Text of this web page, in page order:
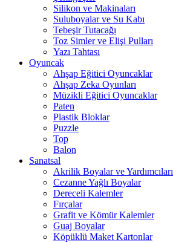
Silikon ve Makinaları
Suluboyalar ve Su Kabı
Tebeşir Tutacağı
Toz Simler ve Elişi Pulları
Yazı Tahtası
Oyuncak
Ahşap Eğitici Oyuncaklar
Ahşap Zeka Oyunları
Müzikli Eğitici Oyuncaklar
Paten
Plastik Bloklar
Puzzle
Top
Balon
Sanatsal
Akrilik Boyalar ve Yardımcıları
Cezanne Yağlı Boyalar
Dereceli Kalemler
Fırçalar
Grafit ve Kömür Kalemler
Guaj Boyalar
Köpüklü Maket Kartonlar